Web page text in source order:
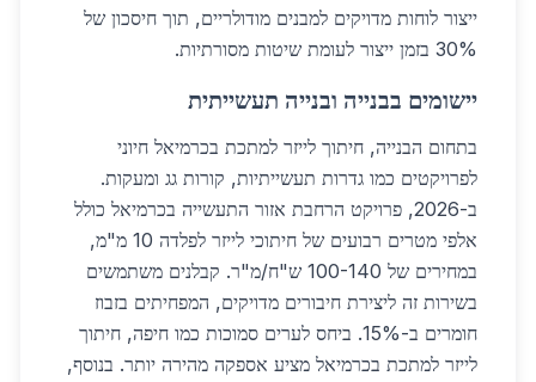
ייצור לוחות מדויקים למבנים מודולריים, תוך חיסכון של
30% בזמן ייצור לעומת שיטות מסורתיות.
יישומים בבנייה ובנייה תעשייתית
בתחום הבנייה, חיתוך לייזר למתכת בכרמיאל חיוני
לפרויקטים כמו גדרות תעשייתיות, קורות גג ומעקות.
ב-2026, פרויקט הרחבת אזור התעשייה בכרמיאל כולל
אלפי מטרים רבועים של חיתוכי לייזר לפלדה 10 מ"מ,
במחירים של 100-140 ש"ח/מ"ר. קבלנים משתמשים
בשירות זה ליצירת חיבורים מדויקים, המפחיתים בזבוז
חומרים ב-15%. ביחס לערים סמוכות כמו חיפה, חיתוך
לייזר למתכת בכרמיאל מציע אספקה מהירה יותר. בנוסף,